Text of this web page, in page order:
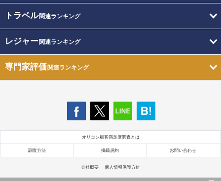
トラベル関連ランキング
レジャー関連ランキング
専門家評価関連ランキング
オリコン顧客満足度調査とは
調査方法 掲載規約 お問い合わせ
会社概要 個人情報保護方針